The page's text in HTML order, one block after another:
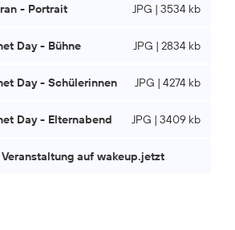
- Portrait JPG | 3534 kb
Day - Bühne JPG | 2834 kb
Day - Schülerinnen JPG | 4274 kb
Day - Elternabend JPG | 3409 kb
auf wakeup.jetzt